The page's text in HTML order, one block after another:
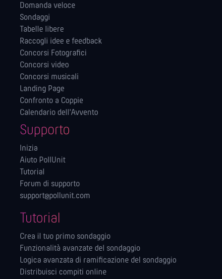
Domanda veloce
Sondaggi
Tabelle libere
Raccogli idee e feedback
Concorsi Fotografici
Concorsi video
Concorsi musicali
Landing Page
Confronto a Coppie
Calendario dell'Avvento
Supporto
Inizia
Aiuto PollUnit
Tutorial
Forum di supporto
support@pollunit.com
Tutorial
Crea il tuo primo sondaggio
Funzionalità avanzate del sondaggio
Logica avanzata di ramificazione del sondaggio
Distribuisci compiti online